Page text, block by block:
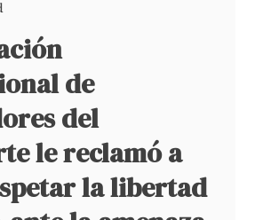
de
del
le reclamó a
la libertad